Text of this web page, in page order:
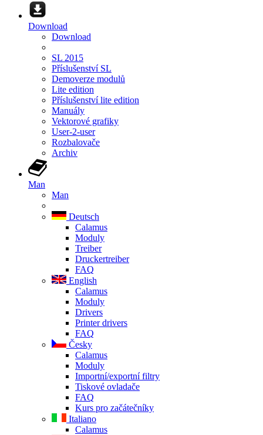
Download
Download
SL 2015
Příslušenství SL
Demoverze modulů
Lite edition
Příslušenství lite edition
Manuály
Vektorové grafiky
User-2-user
Rozbalovače
Archiv
Man
Man
Deutsch
Calamus
Moduly
Treiber
Druckertreiber
FAQ
English
Calamus
Moduly
Drivers
Printer drivers
FAQ
Česky
Calamus
Moduly
Importní/exportní filtry
Tiskové ovladače
FAQ
Kurs pro začátečníky
Italiano
Calamus